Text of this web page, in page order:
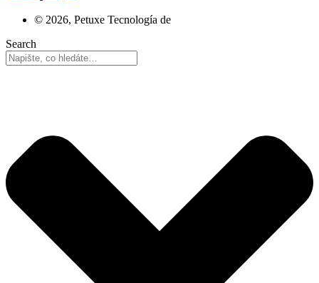
© 2026, Petuxe Tecnología de
Search